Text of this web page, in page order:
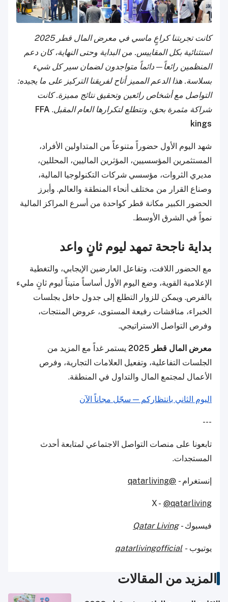
كانت تجربتنا كراعٍ ماسي في معرض المال قطر 2025
استثنائية بكل المقاييس. من البداية وحتى النهاية، كان دعم
المنظمين رائعاً—دائماً متواجدون لضمان سير كل شيء
بسلاسة. هذا الدعم المميز أتاح لفريقنا التركيز على ما يجيده:
التواصل مع أشخاص رائعين وتحقيق نتائج مميزة. كانت
شراكة مثمرة بحق، ونتطلع لتكرارها العام المقبل.
FFA
kings
شهد اليوم الأول حضوراً متنوعاً من المتداولين الأفراد،
المستثمرين المؤسسيين، المؤثرين الماليين، المحللين،
مديري الثروات، مؤسسي شركات التكنولوجيا المالية،
وصناع القرار من مختلف أنحاء المنطقة والعالم. وأبرز
الحضور الكبير مكانة قطر كواحدة من أسرع المراكز المالية
نمواً في الشرق الأوسط.
بداية ناجحة تمهد ليوم ثانٍ واعد
مع الحضور اللافت، وتفاعل العارضين الإيجابي، والتغطية
الإعلامية القوية، وضع اليوم الأول أساساً متيناً ليوم ثانٍ مليء
بالفرص. ويمكن للزوار التطلع إلى جدول حافل بجلسات
الخبراء، مناقشات رفيعة المستوى، عروض المنتجات،
وفرص التواصل الاستراتيجي.
معرض المال قطر 2025
يستمر غداً مع المزيد من
الجلسات التفاعلية، وتفعيل العلامات التجارية، وفرص
الأعمال لمجتمع المال والتداول في المنطقة.
اليوم الثاني بانتظاركم — سجّل مجاناً الآن
---
تابعونا على منصات التواصل الاجتماعي لمتابعة أحدث
المستجدات.
إنستغرام - @qatarliving
X - @qatarliving
فيسبوك -Qatar Living
يوتيوب -
qatarlivingofficial
المزيد من المقالات